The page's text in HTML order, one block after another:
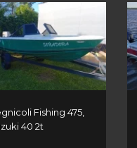
Fishing 475,
40 2t